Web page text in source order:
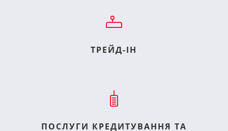
ТРЕЙД-ІН
ПОСЛУГИ КРЕДИТУВАННЯ ТА